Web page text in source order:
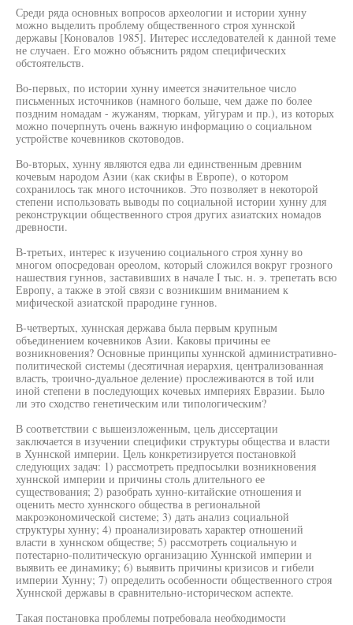
Среди ряда основных вопросов археологии и истории хунну
можно выделить проблему общественного строя хуннской
державы [Коновалов 1985]. Интерес исследователей к данной теме
не случаен. Его можно объяснить рядом специфических
обстоятельств.
Во-первых, по истории хунну имеется значительное число
письменных источников (намного больше, чем даже по более
поздним номадам - жужаням, тюркам, уйгурам и пр.), из которых
можно почерпнуть очень важную информацию о социальном
устройстве кочевников скотоводов.
Во-вторых, хунну являются едва ли единственным древним
кочевым народом Азии (как скифы в Европе), о котором
сохранилось так много источников. Это позволяет в некоторой
степени использовать выводы по социальной истории хунну для
реконструкции общественного строя других азиатских номадов
древности.
В-третьих, интерес к изучению социального строя хунну во
многом опосредован ореолом, который сложился вокруг грозного
нашествия гуннов, заставивших в начале I тыс. н. э. трепетать всю
Европу, а также в этой связи с возникшим вниманием к
мифической азиатской прародине гуннов.
В-четвертых, хуннская держава была первым крупным
объединением кочевников Азии. Каковы причины ее
возникновения? Основные принципы хуннской административно-
политической системы (десятичная иерархия, централизованная
власть, троично-дуальное деление) прослеживаются в той или
иной степени в последующих кочевых империях Евразии. Было
ли это сходство генетическим или типологическим?
В соответствии с вышеизложенным, цель диссертации
заключается в изучении специфики структуры общества и власти
в Хуннской империи. Цель конкретизируется постановкой
следующих задач: 1) рассмотреть предпосылки возникновения
хуннской империи и причины столь длительного ее
существования; 2) разобрать хунно-китайские отношения и
оценить место хуннского общества в региональной
макроэкономической системе; 3) дать анализ социальной
структуры хунну; 4) проанализировать характер отношений
власти в хуннском обществе; 5) рассмотреть социальную и
потестарно-политическую организацию Хуннской империи и
выявить ее динамику; 6) выявить причины кризисов и гибели
империи Хунну; 7) определить особенности общественного строя
Хуннской державы в сравнительно-историческом аспекте.
Такая постановка проблемы потребовала необходимости